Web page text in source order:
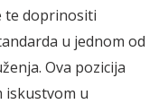
te doprinositi
u jednom od
Ova pozicija
iskustvom u